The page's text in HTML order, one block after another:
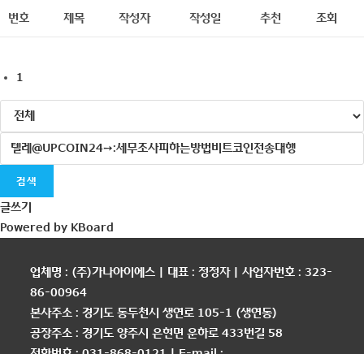
번호 제목 작성자 작성일 추천 조회
1
검색
글쓰기
Powered by KBoard
업체명 : (주)가나아이에스 | 대표 : 정정자 | 사업자번호 : 323-
86-00964
본사주소 : 경기도 동두천시 생연로 105-1 (생연동)
공장주소 : 경기도 양주시 은현면 운하로 433번길 58